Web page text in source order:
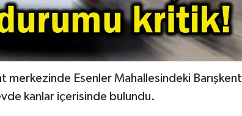
merkezinde Esenler Mahallesindeki Barışkent
kanlar içerisinde bulundu.